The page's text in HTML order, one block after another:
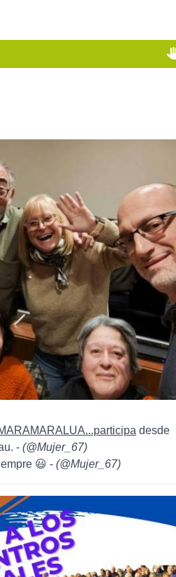
desde
- (@Mujer_67)
😃 - (@Mujer_67)